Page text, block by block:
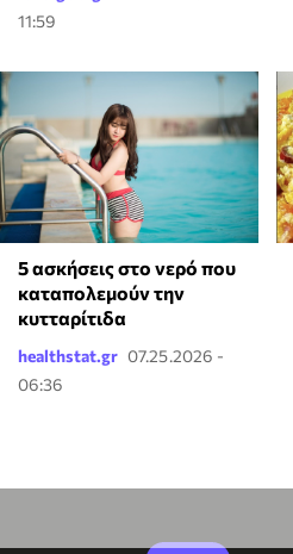
11:59
5 ασκήσεις στο νερό που
καταπολεμούν την
κυτταρίτιδα
healthstat.gr 07.25.2026 -
06:36